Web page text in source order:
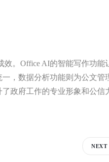
。Office AI的智能写作功能
，数据分析功能则为公文管
政府工作的专业形象和公信
NEXT